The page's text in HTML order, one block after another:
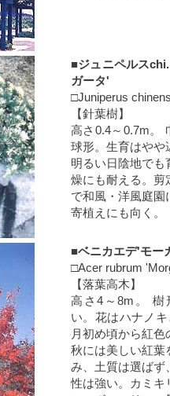
■ジュニペルス
ガータ'
□Juniperus
【針葉樹】
高さ0.4～0.7m。
球形。生育はやや
明るい日陰地でも
燥にも耐える。剪
で和風・洋風庭園
寄植えにも向く。
■ベニカエデ'モー
□Acer rubrum
【落葉高木】
高さ4～8m。 樹
い。花はハナノ
月初め頃から紅
秋には美しい紅葉
み、土質は選ばず
性は強い。カミキ